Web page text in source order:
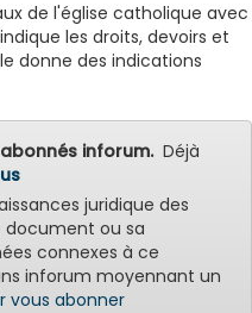
de l'église catholique avec
les droits, devoirs et
donne des indications
inforum.Déjà
juridique des
document ou sa
connexes à ce
inforum moyennant un
vous abonner